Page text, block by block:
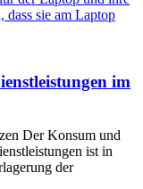
im
Der Konsum und
ist in
der